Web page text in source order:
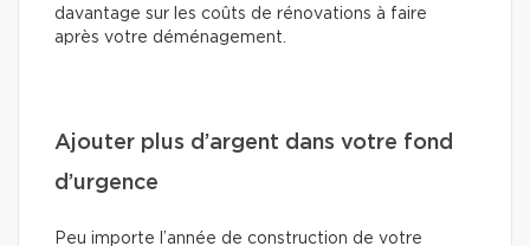
davantage sur les coûts de rénovations à faire
après votre déménagement.
Ajouter plus d’argent dans votre fond
d’urgence
Peu importe l’année de construction de votre